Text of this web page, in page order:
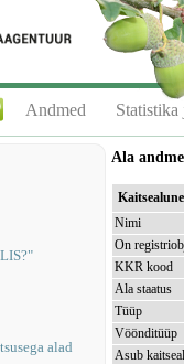
Andmed Statistika
alad
Ala
Nimi
On
KKR kood
Ala staatus
Tüüp
Vöönditüüp
Asub